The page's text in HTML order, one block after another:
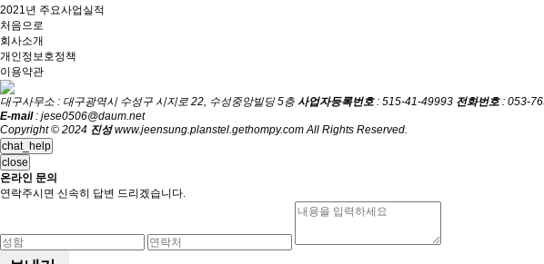
2021년 주요사업실적
처음으로
회사소개
개인정보호정책
이용약관
대구사무소 : 대구광역시 수성구 시지로 22, 수성중앙빌딩 5층 사업자등록번호: 515-41-49993 전화번호: 053-
E-mail: jese0506@daum.net
Copyright © 2024 진성www.jeensung.planstel.gethompy.com All Rights Reserved.
chat_help
close
온라인 문의
연락주시면 신속히 답변 드리겠습니다.